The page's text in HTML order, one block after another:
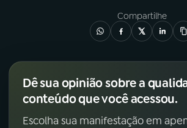
Compartilhe
Dê sua opinião sobre a
conteúdo que você acessou.
Escolha sua manifestação em